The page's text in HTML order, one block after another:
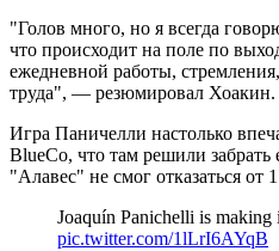
"Голов много, но я всегда
что происходит на поле по
ежедневной работы,
труда", — резюмировал Хоакин.
Игра Паничелли настолько
BlueCo, что там решили забрать
"Алавес" не смог отказаться от
Joaquín Panichelli is making
pic.twitter.com/1lLrI6AYqB